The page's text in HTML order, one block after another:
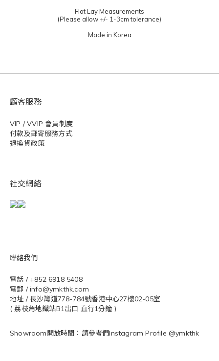
Flat Lay Measurements
(Please allow +/- 1-3cm tolerance)
Made in Korea
顧客服務
VIP / VVIP 會員制度
付款及郵寄服務方式
退換貨政策
社交網絡
聯絡我們
電話 / +852 6918 5408
電郵 / info@ymkthk.com
地址 / 長沙灣道778-784號香港中心27樓02-05室
( 荔枝角地鐵站B1出口 直行1分鐘 )
Showroom開放時間：請參考們Instagram Profile @ymkthk